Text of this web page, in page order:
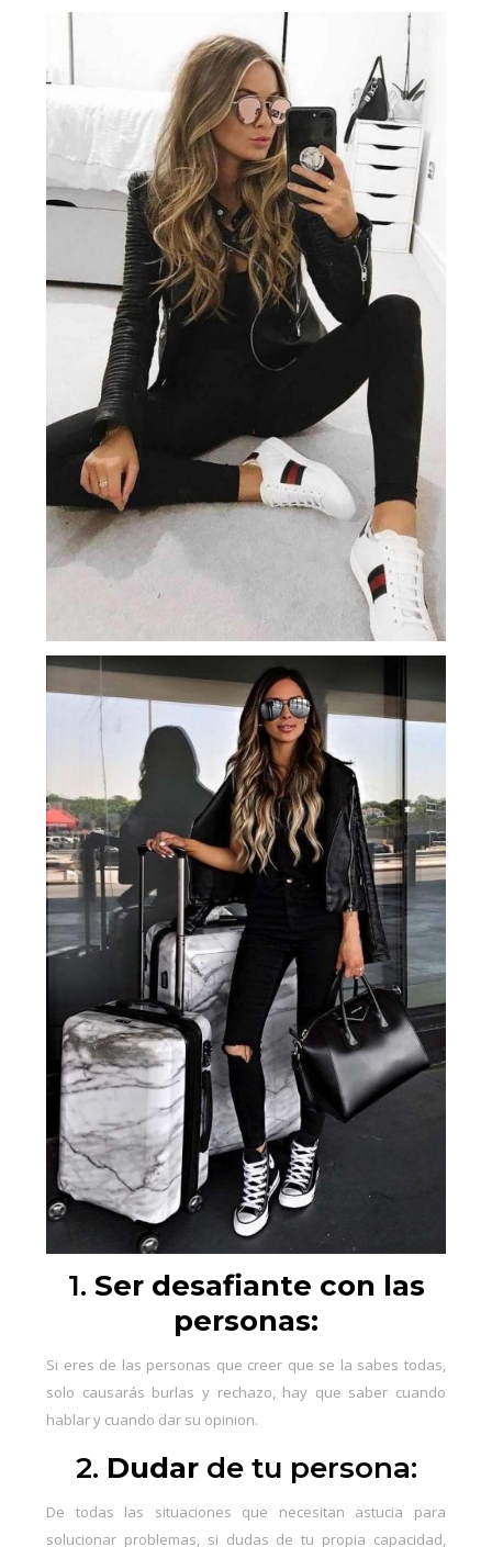
1. Ser desafiante con las
personas:
Si eres de las personas que creer que se la sabes todas,
solo causarás burlas y rechazo, hay que saber cuando
hablar y cuando dar su opinion.
2. Dudar de tu persona:
De todas las situaciones que necesitan astucia para
solucionar problemas, si dudas de tu propia capacidad,